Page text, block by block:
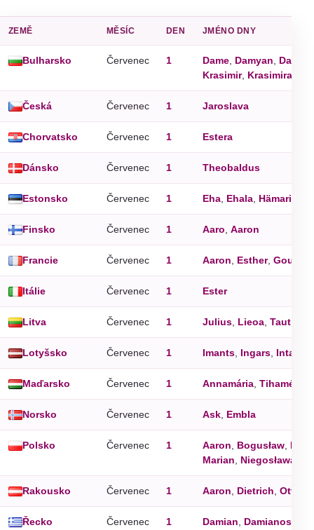
ZEMĚ MĚSÍC DEN JMÉNO DNY
Bulharsko Červenec 1 Dame Damyan
Krasimir, Krasimira
Česká Červenec 1 Jaroslava
Chorvatsko Červenec 1 Estera
Dánsko Červenec 1 Theobaldus
Estonsko Červenec 1 Eha Ehala Hämarik
Finsko Červenec 1 Aaro Aaron
Francie Červenec 1 Aaron Esther,
Itálie Červenec 1 Ester
Litva Červenec 1 Julius Lieoa
Lotyšsko Červenec 1 Imants Ingars Intars
Maďarsko Červenec 1 Annamária Tihamér
Norsko Červenec 1 Ask Embla
Polsko Červenec 1 Aaron Bogusław
Marian
Niegosława
Rakousko Červenec 1 Aaron Dietrich Otto
Řecko Červenec 1 Damian Damianos